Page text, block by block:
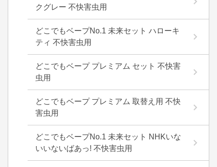
クグレー 不快害虫用
どこでもベープNo.1 未来セット ハローキ
ティ 不快害虫用
どこでもベープ プレミアム セット 不快害
虫用
どこでもベープ プレミアム 取替え用 不快
害虫用
どこでもベープNo.1 未来セット NHKいな
いいないばあっ! 不快害虫用